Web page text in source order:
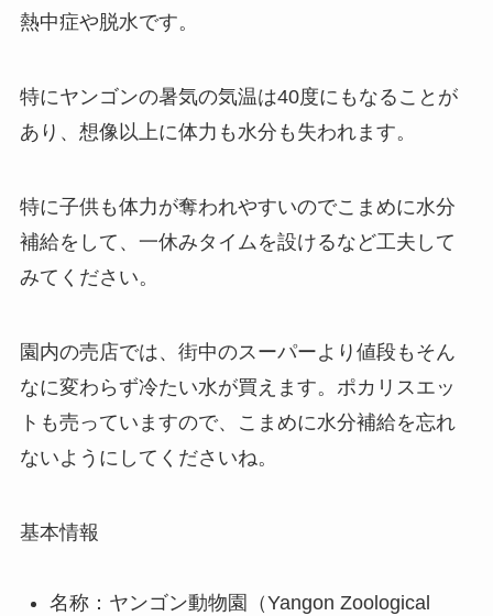
熱中症や脱水です。
特にヤンゴンの暑気の気温は40度にもなることが
あり、想像以上に体力も水分も失われます。
特に子供も体力が奪われやすいのでこまめに水分
補給をして、一休みタイムを設けるなど工夫して
みてください。
園内の売店では、街中のスーパーより値段もそん
なに変わらず冷たい水が買えます。ポカリスエッ
トも売っていますので、こまめに水分補給を忘れ
ないようにしてくださいね。
基本情報
名称：ヤンゴン動物園（Yangon Zoological